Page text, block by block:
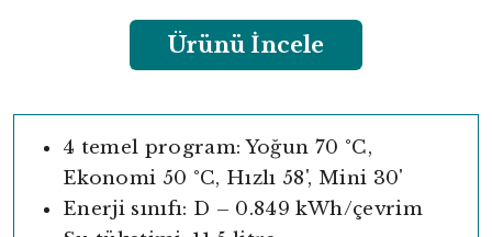
Ürünü İncele
4 temel program: Yoğun 70 °C,
Ekonomi 50 °C, Hızlı 58', Mini 30'
Enerji sınıfı: D – 0.849 kWh/çevrim